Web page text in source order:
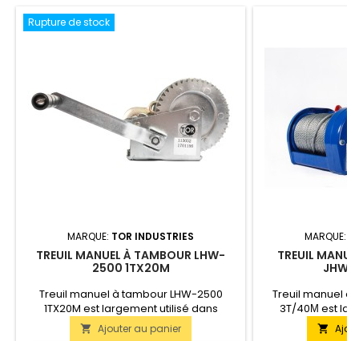
Rupture de stock
MARQUE: TOR INDUSTRIES
TREUIL MANUEL À TAMBOUR LHW-
2500 1TX20M
Treuil manuel à tambour LHW-2500
1TX20M est largement utilisé dans
l'agriculture ainsi que sur les chantiers
de construction, les sites de production
 Ajouter au panier
MARQUE:
TREUIL
Treuil manuel à
3T/40М est
l'agriculture
de construction,
